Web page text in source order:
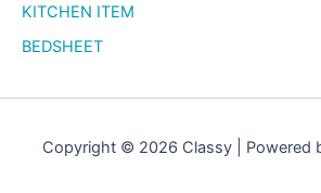
KITCHEN ITEM
BEDSHEET
Copyright © 2026 Classy | Powered